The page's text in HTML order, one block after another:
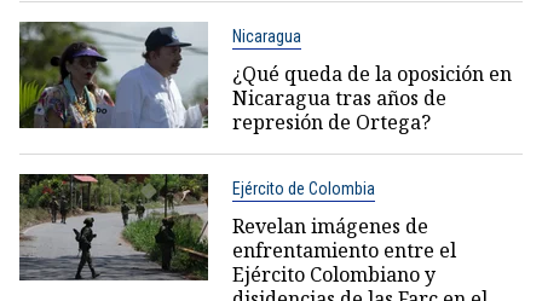
Nicaragua
¿Qué queda de la oposición en
Nicaragua tras años de
represión de Ortega?
Ejército de Colombia
Revelan imágenes de
enfrentamiento entre el
Ejército Colombiano y